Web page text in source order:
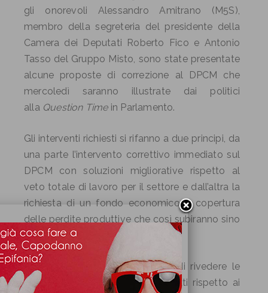
gli onorevoli Alessandro Amitrano (M5S),
membro della segreteria del presidente della
Camera dei Deputati Roberto Fico e Antonio
Tasso del Gruppo Misto, sono state presentate
alcune proposte di correzione al DPCM che
mercoledì saranno illustrate dai politici
alla Question Timein Parlamento.
Gli interventi richiesti si rifanno a due principi, da
una parte l’intervento correttivo immediato sul
DPCM con soluzioni migliorative rispetto al
veto totale di lavoro per il settore e dall’altra la
richiesta di un fondo economico a copertura
delle perdite produttive che così subiranno sino
all’intervento migliorativo.
Tra le proposte indicate quella di rivedere le
proporzioni numeriche degli invitati rispetto ai